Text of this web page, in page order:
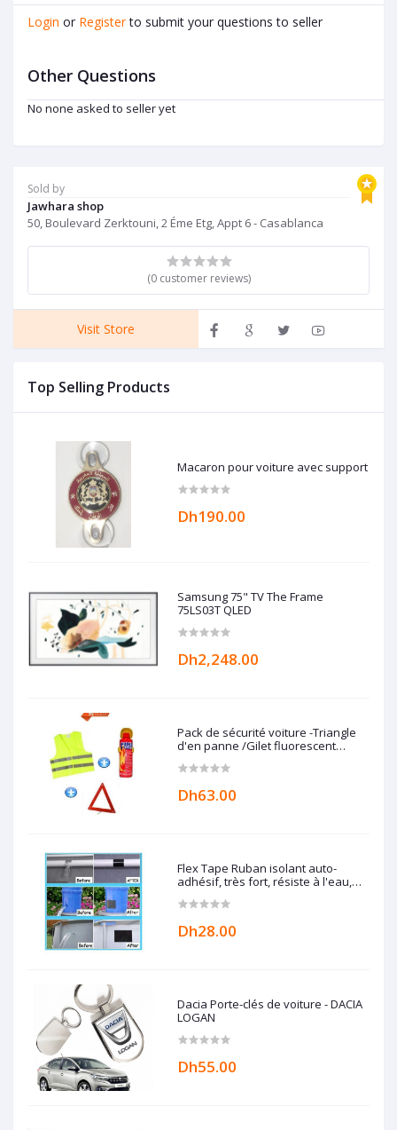
Sold by
Jawhara shop
50, Boulevard Zerktouni, 2 Éme Etg, Appt 6 - Casablanca
(0 customer reviews)
Visit Store
Top Selling Products
Macaron pour voiture avec support
Dh190.00
Samsung 75" TV The Frame
75LS03T QLED
Dh2,248.00
Pack de sécurité voiture -Triangle
d'en panne /Gilet fluorescent
Dh63.00
Flex Tape Ruban isolant auto-
adhésif, très fort, résiste à l'eau,
étanchéité complète
Dh28.00
Dacia Porte-clés de voiture - DACIA
LOGAN
Dh55.00
Login or Register to submit your questions to seller
Other Questions
No none asked to seller yet